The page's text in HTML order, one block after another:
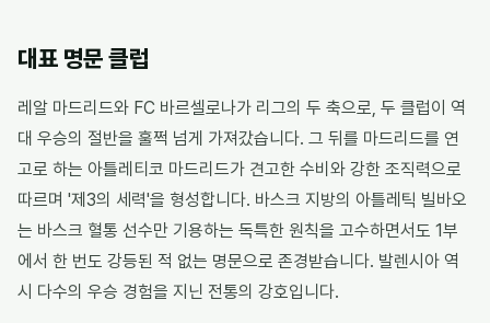
대표 명문 클럽
레알 마드리드와 FC 바르셀로나가 리그의 두 축으로, 두 클럽이 역
대 우승의 절반을 훌쩍 넘게 가져갔습니다. 그 뒤를 마드리드를 연
고로 하는 아틀레티코 마드리드가 견고한 수비와 강한 조직력으로
따르며 '제3의 세력'을 형성합니다. 바스크 지방의 아틀레틱 빌바오
는 바스크 혈통 선수만 기용하는 독특한 원칙을 고수하면서도 1부
에서 한 번도 강등된 적 없는 명문으로 존경받습니다. 발렌시아 역
시 다수의 우승 경험을 지닌 전통의 강호입니다.